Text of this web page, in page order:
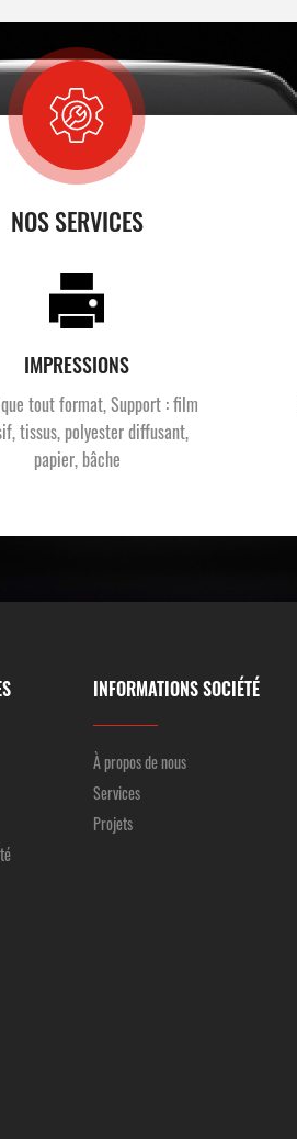
NOS SERVICES
IMPRESSIONS
tout format, Support : film
tissus, polyester diffusant,
papier, bâche
INFORMATIONS SOCIÉTÉ
À propos de nous
Services
Projets